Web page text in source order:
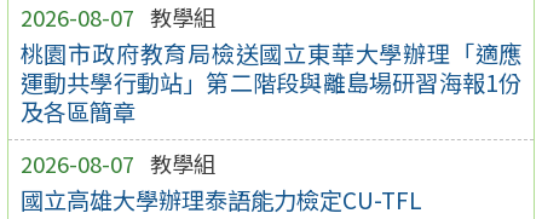
2026-08-07 教學組
桃園市政府教育局檢送國立東華大學辦理「適應
運動共學行動站」第二階段與離島場研習海報1份
及各區簡章
2026-08-07 教學組
國立高雄大學辦理泰語能力檢定CU-TFL